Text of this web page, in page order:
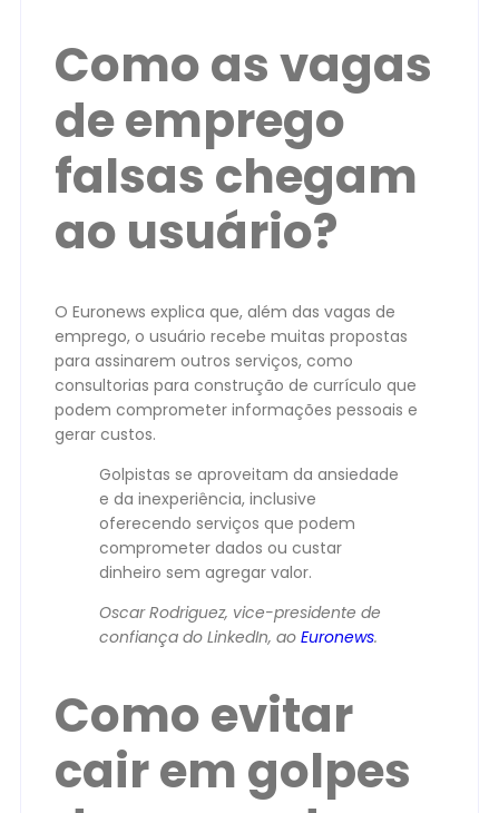
Como as vagas
de emprego
falsas chegam
ao usuário?
O Euronews explica que, além das vagas de
emprego, o usuário recebe muitas propostas
para assinarem outros serviços, como
consultorias para construção de currículo que
podem comprometer informações pessoais e
gerar custos.
Golpistas se aproveitam da ansiedade
e da inexperiência, inclusive
oferecendo serviços que podem
comprometer dados ou custar
dinheiro sem agregar valor.
Oscar Rodriguez, vice-presidente de
confiança do LinkedIn, ao Euronews.
Como evitar
cair em golpes